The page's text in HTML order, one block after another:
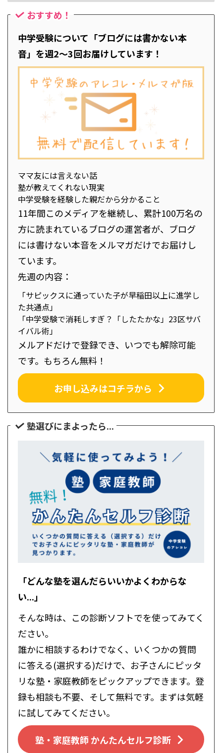
おすすめ！
中学受験について「ブログには書かない本
音」を週2～3回お届けしています！
ママ友には言えない話
塾が教えてくれない現実
中学受験を経験した親だから分かること
11年間このメディアを継続し、累計100万名の
方に読まれているブログの運営者が、ブログ
には書けない本音をメルマガだけでお届けし
ています。
先週の内容：
「サピックスに通っていた子が早稲田以上に進学し
た共通点」
「中学受験で消耗しすぎ？「したたかな」23区サバ
イバル術」
メルアドだけで登録でき、いつでも解除可能
です。もちろん無料！
お申し込みはコチラから
塾選びにまよったら...
「どんな塾を選んだらいいかよくわからな
い...」
そんな時は、この診断ソフトでを使ってみてく
ださい。
誰かに相談するわけでなく、いくつかの質問
に答える(選択する)だけで、お子さんにピッタ
リな塾・家庭教師をピックアップできます。登
録も相談も不要、そして無料です。まずは気軽
に試してみてください。
塾・家庭教師 かんたんセルフ診断